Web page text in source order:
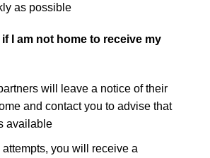
as possible.
I am not home to receive my
will leave a notice of their
and contact you to advise that
available.
attempts, you will receive a